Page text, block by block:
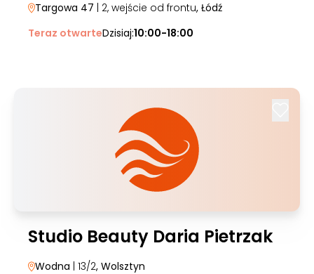
Targowa 47 | 2, wejście od frontu, Łódź
Teraz otwarteDzisiaj:10:00-18:00
Studio Beauty Daria Pietrzak
Wodna | 13/2, Wolsztyn